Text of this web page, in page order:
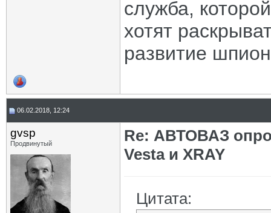
служба,
хотят
развитие
06.02.2018, 12:24
gvsp
Продвинутый
Re: АВТОВАЗ
Vesta и XRAY
Цитата: